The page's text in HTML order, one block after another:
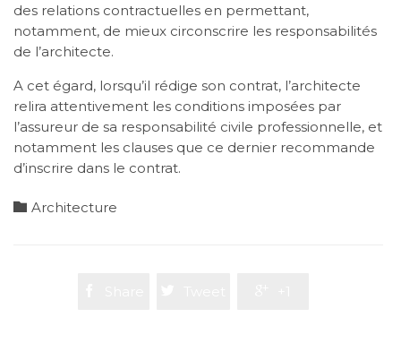
des relations contractuelles en permettant,
notamment, de mieux circonscrire les responsabilités
de l’architecte.
A cet égard, lorsqu’il rédige son contrat, l’architecte
relira attentivement les conditions imposées par
l’assureur de sa responsabilité civile professionnelle, et
notamment les clauses que ce dernier recommande
d’inscrire dans le contrat.
 Category
Architecture